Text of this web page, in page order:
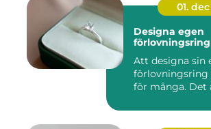
01. dec
Designa egen
Att designa sin
förlovningsring
för många. Det